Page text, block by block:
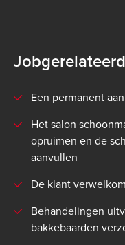
Een permanent
Het salon
opruimen en de
aanvullen
De klant
Behandelingen
bakkebaarden